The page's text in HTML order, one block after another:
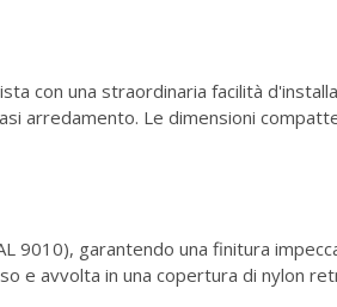
con una straordinaria facilità
arredamento. Le dimensioni
9010), garantendo una finitura
e avvolta in una copertura di nylon